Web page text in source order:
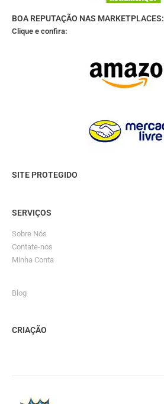
BOA REPUTAÇÃO NAS MARKETPLACES:
Clique e confira:
SITE PROTEGIDO
SERVIÇOS
Sobre Nós
Contate-nos
Minha Conta
Blog
CRIAÇÃO